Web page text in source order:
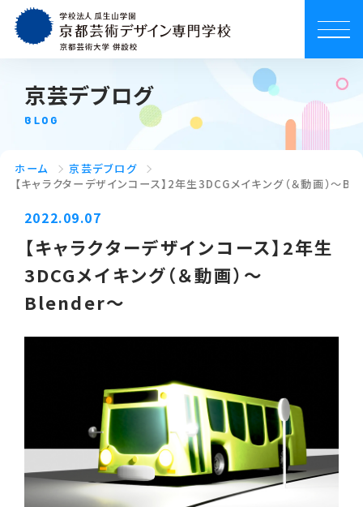
京芸デブログ
BLOG
ホーム
京芸デブログ
【キャラクターデザインコース】2年生3DCGメイキング（＆動画）～
2022.09.07
【キャラクターデザインコース】2年生
3DCGメイキング（＆動画）～
Blender～